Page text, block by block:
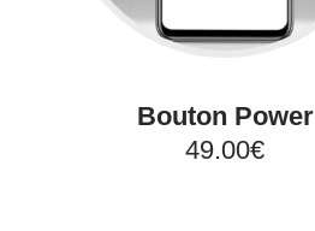
Bouton Power
49.00€